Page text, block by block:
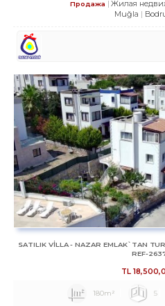
Продажа Жилая
Muğla
SATILIK VİLLA - NAZAR EMLAK`TAN
REF-
TL
180m² 5